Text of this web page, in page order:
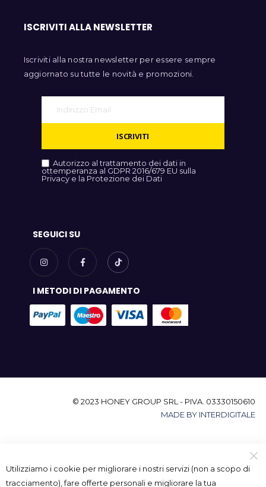
ISCRIVITI ALLA NEWSLETTER
Iscriviti alla nostra newsletter per essere sempre
aggiornato su tutte le novità e promozioni.
ISCRIVITI
Autorizzo al trattamento dei dati in
ottemperanza al GDPR 2016/679 EU sulla
Privacy e la Protezione dei Dati
SEGUICI SU
I METODI DI PAGAMENTO
© 2023 HONEY GROUP SRL - PIVA. 03330150610
MADE BY INTERDIGITALE
Utilizziamo i cookie per migliorare i nostri servizi (non a scopo di
tracciamento), fare offerte personali e migliorare la tua